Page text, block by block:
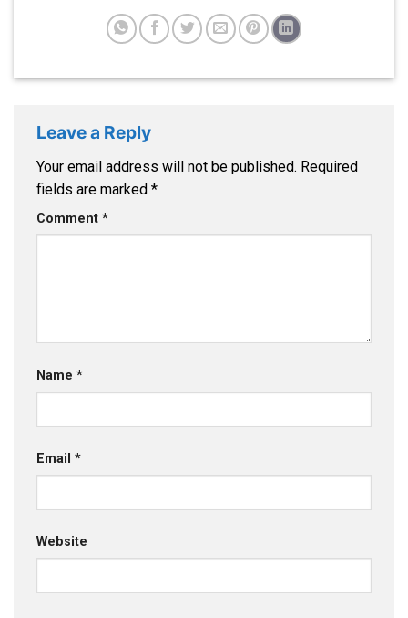
Leave a Reply
Your email address will not be published. Required
fields are marked *
Comment *
Name *
Email *
Website